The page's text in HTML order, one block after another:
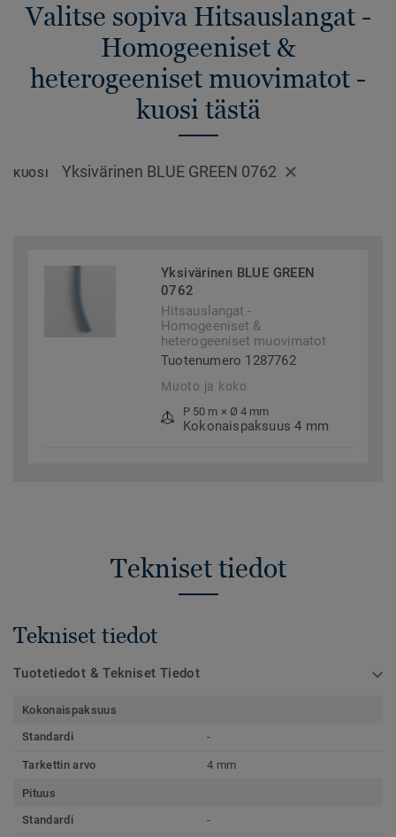
Valitse sopiva Hitsauslangat -
Homogeeniset &
heterogeeniset muovimatot -
kuosi tästä
KUOSI Yksivärinen BLUE GREEN 0762
Yksivärinen BLUE GREEN
0762
Hitsauslangat -
Homogeeniset &
heterogeeniset muovimatot
Tuotenumero 1287762
Muoto ja koko
P 50 m × Ø 4 mm
Kokonaispaksuus 4 mm
Tekniset tiedot
Tekniset tiedot
Tuotetiedot & Tekniset Tiedot
Kokonaispaksuus
Standardi
-
Tarkettin arvo 4 mm
Pituus
Standardi
-